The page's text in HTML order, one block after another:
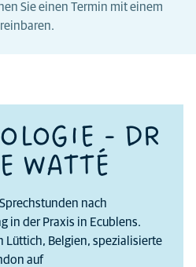
Sie einen Termin mit einem
- DR
WATTÉ
nach
in der Praxis in Ecublens.
Lüttich, Belgien, spezialisierte
auf